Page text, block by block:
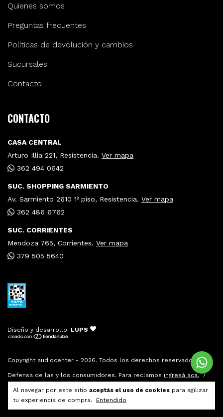
Al navegar por este sitio aceptás el uso de cookies para agilizar
tu experiencia de compra.
Entendido
Quienes somos
Preguntas frecuentes
Políticas de devolución y cambios
Sucursales
Contacto
CONTACTO
CASA CENTRAL
Arturo Illía 221, Resistencia. Ver mapa
362 494 0642
SUC. SHOPPING SARMIENTO
Av. Sarmiento 2610 1º piso, Resistencia. Ver mapa
362 486 6762
SUC. CORRIENTES
Mendoza 765, Corrientes. Ver mapa
379 505 5640
Diseño y desarrollo: LUPS
Copyright audiocenter - 2026. Todos los derechos reservados.
Defensa de las y los consumidores. Para reclamos ingresá acá. /